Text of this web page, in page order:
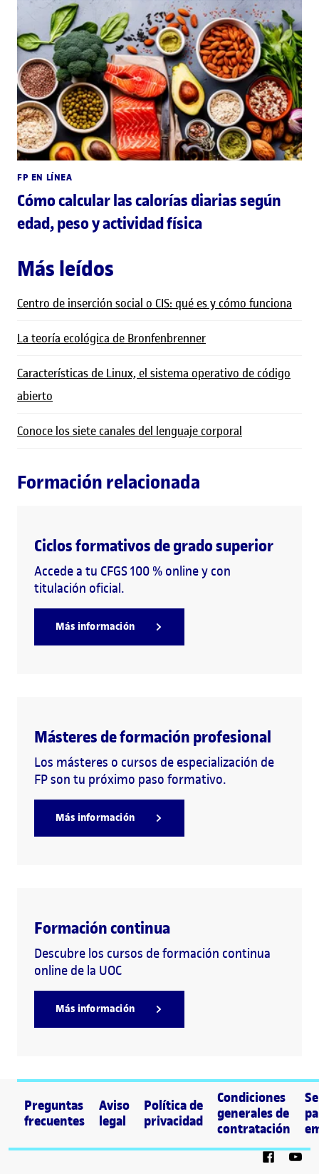
FP EN LÍNEA
Cómo calcular las calorías diarias según
edad, peso y actividad física
Más leídos
Centro de inserción social o CIS: qué es y cómo funciona
La teoría ecológica de Bronfenbrenner
Características de Linux, el sistema operativo de código
abierto
Conoce los siete canales del lenguaje corporal
Formación relacionada
Ciclos formativos de grado superior
Accede a tu CFGS 100 % online y con
titulación oficial.
Más información
Másteres de formación profesional
Los másteres o cursos de especialización de
FP son tu próximo paso formativo.
Más información
Formación continua
Descubre los cursos de formación continua
online de la UOC
Más información
Preguntas
frecuentes
Aviso
legal
Política de
privacidad
Condiciones
generales de
contratación